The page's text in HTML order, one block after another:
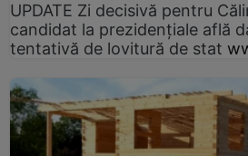
UPDATE Zi decisivă pentru
candidat la prezidențiale află
tentativă de lovitură de stat